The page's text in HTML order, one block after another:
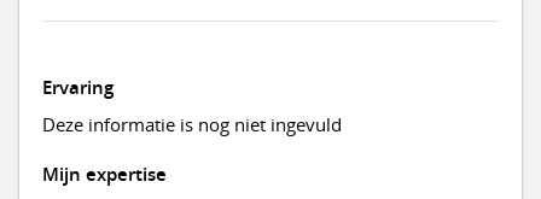
Ervaring
Deze informatie is nog niet ingevuld
Mijn expertise